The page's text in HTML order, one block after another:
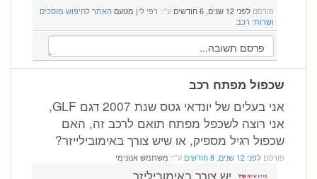
פורסם לפני 12 שנים, 6 חודשים ע"י: רפי לין מטעם האתר לחיפוש מוסכים
ושרותי רכב
שכפול מפתח רכב
אני בעלים של יונדאי גטס שנת 2007 דגם GLF,
אני רוצה לשכפל מפתח תואם לרכב זה, האם
שכפול רגיל מספיק, או שיש צורך באימובילייזר?
פורסם לפני 12 שנים, 8 חודשים ע"י: משתמש אנונימי
יש צורך באימוביליזר